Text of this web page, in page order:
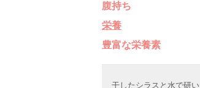
腹持ち
栄養
豊富な栄養素
干したシラスと水で研